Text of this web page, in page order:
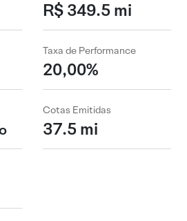
R$ 349.5 mi
Taxa de Performance
20,00%
Cotas Emitidas
37.5 mi